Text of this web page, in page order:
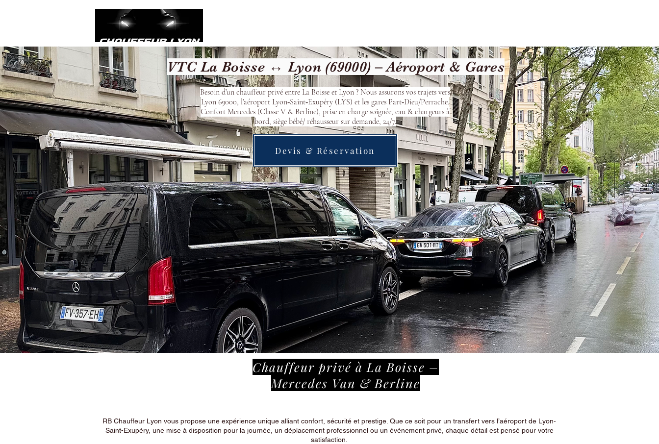
VTC La Boisse ↔ Lyon (69000) – Aéroport & Gares
Besoin d’un chauffeur privé entre La Boisse et Lyon ? Nous assurons vos trajets vers
Lyon 69000, l’aéroport Lyon‑Saint‑Exupéry (LYS) et les gares Part‑Dieu/Perrache.
Confort Mercedes (Classe V & Berline), prise en charge soignée, eau & chargeurs à
bord, siège bébé/ réhausseur sur demande, 24/7.
Devis & Réservation
Chauffeur privé à La Boisse –
Mercedes Van & Berline
RB Chauffeur Lyon vous propose une expérience unique alliant confort, sécurité et prestige. Que ce soit pour un transfert vers l’aéroport de Lyon-
Saint-Exupéry, une mise à disposition pour la journée, un déplacement professionnel ou un événement privé, chaque détail est pensé pour votre
satisfaction.